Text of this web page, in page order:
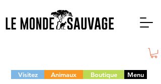
Visitez Animaux Boutique Menu